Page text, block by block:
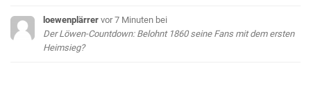
loewenplärrer vor 7 Minuten bei
Der Löwen-Countdown: Belohnt 1860 seine Fans mit dem ersten
Heimsieg?